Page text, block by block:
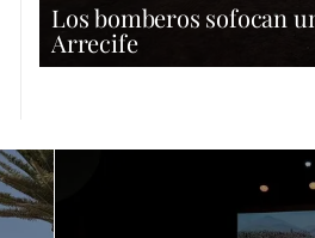
Los bomberos sofocan
Arrecife